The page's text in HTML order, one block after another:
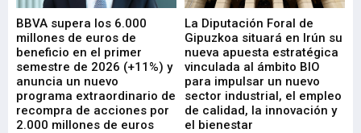
BBVA supera los 6.000
millones de euros de
beneficio en el primer
semestre de 2026 (+11%) y
anuncia un nuevo
programa extraordinario de
recompra de acciones por
2.000 millones de euros
La Diputación Foral de
Gipuzkoa situará en Irún su
nueva apuesta estratégica
vinculada al ámbito BIO
para impulsar un nuevo
sector industrial, el empleo
de calidad, la innovación y
el bienestar